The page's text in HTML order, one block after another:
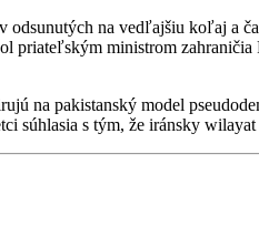
na vedľajšiu koľaj a
ministrom
na pakistanský model
súhlasia s tým, že iránsky